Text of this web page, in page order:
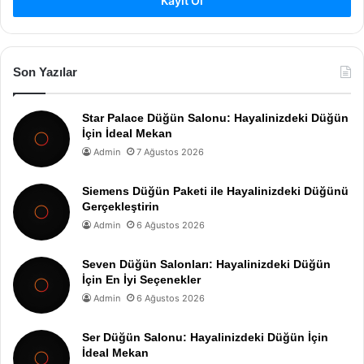
Son Yazılar
Star Palace Düğün Salonu: Hayalinizdeki Düğün
İçin İdeal Mekan
Admin 7 Ağustos 2026
Siemens Düğün Paketi ile Hayalinizdeki Düğünü
Gerçekleştirin
Admin 6 Ağustos 2026
Seven Düğün Salonları: Hayalinizdeki Düğün
İçin En İyi Seçenekler
Admin 6 Ağustos 2026
Ser Düğün Salonu: Hayalinizdeki Düğün İçin
İdeal Mekan